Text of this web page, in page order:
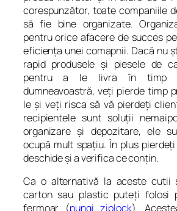
corespunzător, toate companiile
să fie bine organizate.
pentru orice afacere de succes
eficienţa unei comapnii. Dacă nu
rapid produsele şi piesele de
pentru a le livra în timp
dumneavoastră, veţi pierde timp
le şi veţi risca să vă pierdeţi
recipientele sunt soluţii
organizare şi depozitare, ele
ocupă mult spaţiu. În plus
deschide şi a verifica ce conţin.
Ca o alternativă la aceste cutii
carton sau plastic puteţi folosi
fermoar (pungi ziplock).